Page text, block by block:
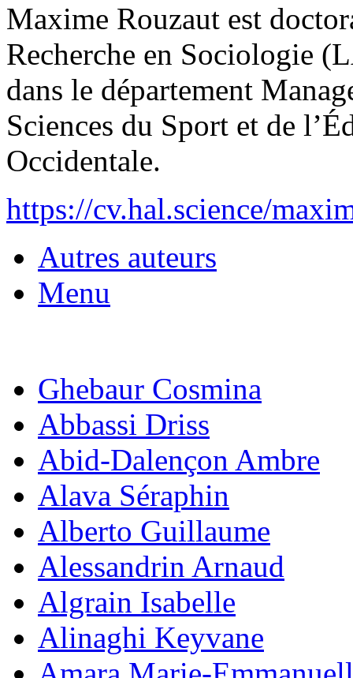
Maxime Rouzaut est
Recherche en Sociologie
dans le département
Sciences du Sport et de
Occidentale.
https://cv.hal.science/
Autres auteurs
Menu
Ghebaur Cosmina
Abbassi Driss
Abid-Dalençon Ambre
Alava Séraphin
Alberto Guillaume
Alessandrin Arnaud
Algrain Isabelle
Alinaghi Keyvane